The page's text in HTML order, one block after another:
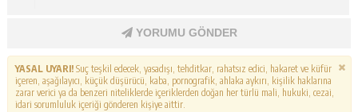
YORUMU GÖNDER
YASAL UYARI!Suç teşkil edecek, yasadışı, tehditkar, rahatsız edici, hakaret ve küfür
içeren, aşağılayıcı, küçük düşürücü, kaba, pornografik, ahlaka aykırı, kişilik haklarına
zarar verici ya da benzeri niteliklerde içeriklerden doğan her türlü mali, hukuki, cezai,
idari sorumluluk içeriği gönderen kişiye aittir.